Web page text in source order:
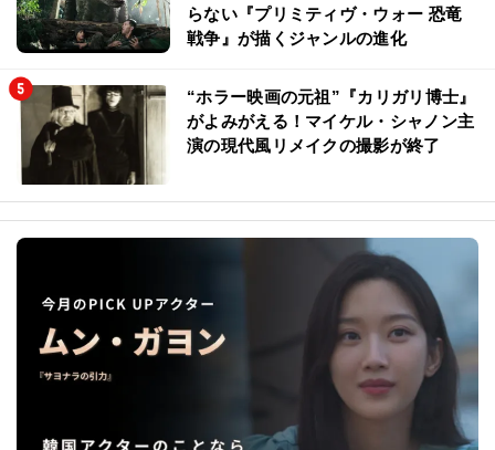
らない『プリミティヴ・ウォー 恐竜
戦争』が描くジャンルの進化
“ホラー映画の元祖”『カリガリ博士』
がよみがえる！マイケル・シャノン主
演の現代風リメイクの撮影が終了